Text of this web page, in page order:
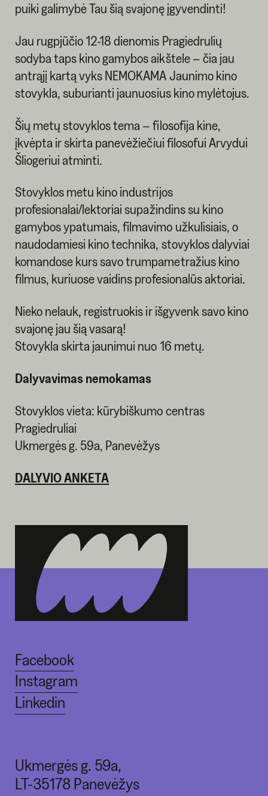
puiki galimybė Tau šią svajonę įgyvendinti!
Jau rugpjūčio 12-18 dienomis Pragiedrulių
sodyba taps kino gamybos aikštele – čia jau
antrąjį kartą vyks NEMOKAMA Jaunimo kino
stovykla, suburianti jaunuosius kino mylėtojus.
Šių metų stovyklos tema – filosofija kine,
įkvėpta ir skirta panevėžiečiui filosofui Arvydui
Šliogeriui atminti.
Stovyklos metu kino industrijos
profesionalai/lektoriai supažindins su kino
gamybos ypatumais, filmavimo užkulisiais, o
naudodamiesi kino technika, stovyklos dalyviai
komandose kurs savo trumpametražius kino
filmus, kuriuose vaidins profesionalūs aktoriai.
Nieko nelauk, registruokis ir išgyvenk savo kino
svajonę jau šią vasarą!
Stovykla skirta jaunimui nuo 16 metų.
Dalyvavimas nemokamas
Stovyklos vieta: kūrybiškumo centras
Pragiedruliai
Ukmergės g. 59a, Panevėžys
DALYVIO ANKETA
Facebook
Instagram
Linkedin
Ukmergės g. 59a,
LT-35178 Panevėžys